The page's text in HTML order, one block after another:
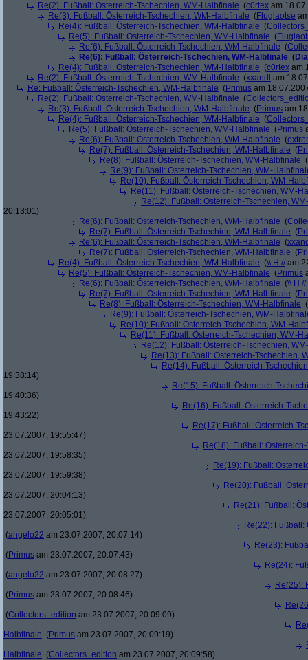
Re(2): Fußball: Österreich-Tschechien, WM-Halbfinale (c0rtex am
Re(3): Fußball: Österreich-Tschechien, WM-Halbfinale (Fluglaotse
Re(4): Fußball: Österreich-Tschechien, WM-Halbfinale (
Re(5): Fußball: Österreich-Tschechien, WM-Halbfinale (
Re(6): Fußball: Österreich-Tschechien, WM-Halbfinale (
Re(6): Fußball: Österreich-Tschechien, WM-Halbfinale (
Re(4): Fußball: Österreich-Tschechien, WM-Halbfinale (c0rtex am
Re(2): Fußball: Österreich-Tschechien, WM-Halbfinale (xxandl am
Re: Fußball: Österreich-Tschechien, WM-Halbfinale (Primus am
Re(2): Fußball: Österreich-Tschechien, WM-Halbfinale (
Re(3): Fußball: Österreich-Tschechien, WM-Halbfinale (Primus am
Re(4): Fußball: Österreich-Tschechien, WM-Halbfinale (
Re(5): Fußball: Österreich-Tschechien, WM-Halbfinale (Primus
Re(6): Fußball: Österreich-Tschechien, WM-Halbfinale (
Re(7): Fußball: Österreich-Tschechien, WM-Halbfinale (
Re(8): Fußball: Österreich-Tschechien, WM-Halbfinale (
Re(9): Fußball: Österreich-Tschechien, WM-
Re(10): Fußball: Österreich-Tschechien, WM-
Re(11): Fußball: Österreich-Tschechien, WM-
Re(12): Fußball: Österreich-Tschechien,
20:13:01)
Re(6): Fußball: Österreich-Tschechien, WM-Halbfinale (
Re(7): Fußball: Österreich-Tschechien, WM-Halbfinale (
Re(6): Fußball: Österreich-Tschechien, WM-Halbfinale (
Re(7): Fußball: Österreich-Tschechien, WM-Halbfinale (
Re(4): Fußball: Österreich-Tschechien, WM-Halbfinale (\\ H // am
Re(5): Fußball: Österreich-Tschechien, WM-Halbfinale (Primus
Re(6): Fußball: Österreich-Tschechien, WM-Halbfinale (\\ H //
Re(7): Fußball: Österreich-Tschechien, WM-Halbfinale (
Re(8): Fußball: Österreich-Tschechien, WM-Halbfinale (
Re(9): Fußball: Österreich-Tschechien, WM-
Re(10): Fußball: Österreich-Tschechien, WM-
Re(11): Fußball: Österreich-Tschechien, WM-
Re(12): Fußball: Österreich-Tschechien,
Re(13): Fußball: Österreich-Tschechien,
Re(14): Fußball: Österreich-
19:38:14)
Re(15): Fußball: Österreich-
19:40:36)
Re(16): Fußball: Österreich-
19:43:22)
Re(17): Fußball: Österreich-
23.07.2007, 19:55:47)
Re(18): Fußball:
23.07.2007, 19:58:35)
Re(19): Fußball:
23.07.2007, 19:59:38)
Re(20): Fußball:
23.07.2007, 20:04:13)
Re(21): Fußball:
23.07.2007, 20:05:01)
Re(22): Fußball:
(angelo22 am 23.07.2007, 20:07:14)
Re(23):
(Primus am 23.07.2007, 20:07:43)
Re(24):
(angelo22 am 23.07.2007, 20:08:27)
Re(25):
(Primus am 23.07.2007, 20:08:46)
(Collectors_edition am 23.07.2007, 20:09:09)
Halbfinale (Primus am 23.07.2007, 20:09:19)
Halbfinale (Collectors_edition am 23.07.2007, 20:09:58)